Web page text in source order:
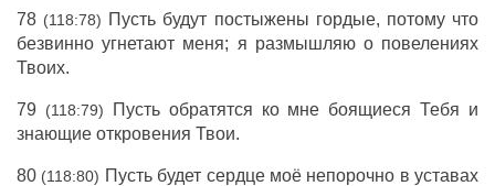
78 (118:78) Пусть будут постыжены гордые, потому что
безвинно угнетают меня; я размышляю о повелениях
Твоих.
79 (118:79) Пусть обратятся ко мне боящиеся Тебя и
знающие откровения Твои.
80 (118:80) Пусть будет сердце моё непорочно в уставах